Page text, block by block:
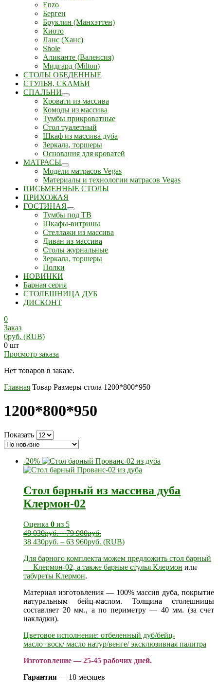
Enzo
Берген
Бруклин (Манхэттен)
Киото
Ланс (Ханс)
Shole
Аликанте (Валенсия)
Мидгард (Milton)
СТОЛЫ ОБЕДЕННЫЕ
СТУЛЬЯ, СКАМЬИ
СПАЛЬНИ
Кровати из массива
Комоды из массива
Тумбы прикроватные
Стол туалетный
Шкаф из массива дуба
Зеркала, торшеры
Основания для кроватей
МАТРАСЫ
Модели матрасов Vegas
Материалы и технологии матрасов Vegas
ПИСЬМЕННЫЕ СТОЛЫ
ПРИХОЖАЯ
ГОСТИНАЯ
Тумбы под ТВ
Шкафы-витрины
Стеллажи из массива
Диван из массива
Столы журнальные
Зеркала, торшеры
Полки
НОВИНКИ
Барная серия
СТОЛЕШНИЦА ДУБ
ДИСКОНТ
0
Заказ
0руб. (RUB)
0 шт
Просмотр заказа
Нет товаров в заказе.
Главная Товар Размеры стола 1200*800*950
1200*800*950
Показать
-20%
Стол барный из массива дуба
Клермон-02
Оценка 0 из 5
48 030руб.–79 980руб.
38 430руб. – 63 960руб. (RUB)
Для барного комплекта можем предложить стол барный
— Клермон-02, а также барные стулья Клермон или
табуреты Клермон.
Материал изготовления — 100% массив дуба, покрытие
натуральным бейц-маслом. Толщина столешницы
составляет 20 мм., а по периметру — 40 мм. (за счет
накладки).
Цветовое исполнение: отбеленный дуб/бейц-
масло+воск/ масло натур/венге/ эксклюзивная палитра
Изготовление — 25-45 рабочих дней.
Гарантия — 18 месяцев